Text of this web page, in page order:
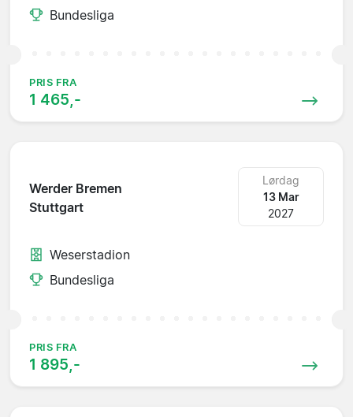
Bundesliga
PRIS FRA
1 465,-
Werder Bremen
Stuttgart
Lørdag
13 Mar
2027
Weserstadion
Bundesliga
PRIS FRA
1 895,-